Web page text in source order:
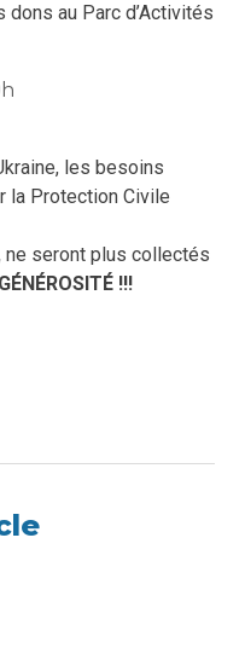
au Parc d’Activités
les besoins
la Protection Civile
ne seront plus collectés
!!!